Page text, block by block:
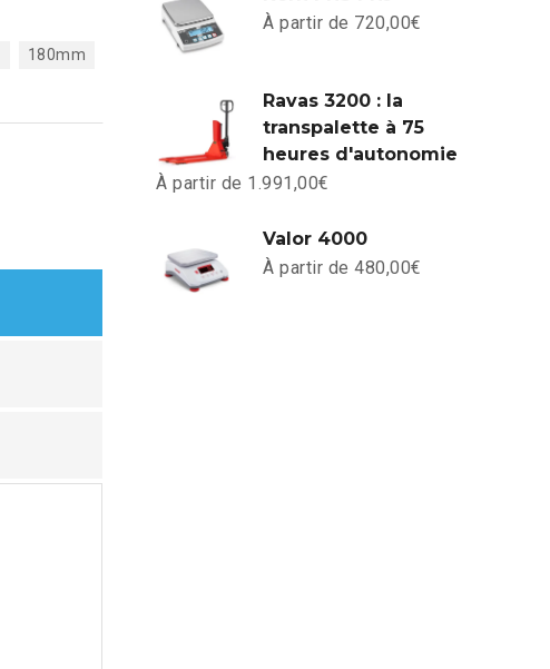
180mm
À partir de 720,00€
Ravas 3200 : la
transpalette à 75
heures d'autonomie
À partir de 1.991,00€
Valor 4000
À partir de 480,00€